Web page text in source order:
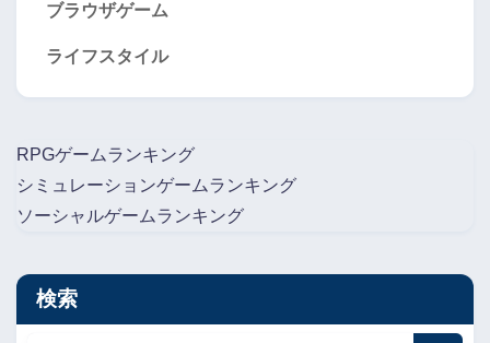
ブラウザゲーム
ライフスタイル
RPGゲームランキング
シミュレーションゲームランキング
ソーシャルゲームランキング
検索